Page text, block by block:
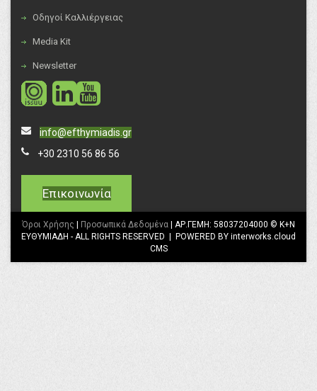
Οδηγοί Καλλιέργειας
Media Kit
Newsletter
social
social
info@efthymiadis.gr
+30 2310 56 86 56
Επικοινωνία
Όροι Χρήσης Προσωπικά Δεδομένα | ΑΡ.ΓΕΜΗ: 58037204000 © K+N
ΕΥΘΥΜΙΑΔΗ - ALL RIGHTS RESERVED | POWERED BY interworks.cloud
CMS